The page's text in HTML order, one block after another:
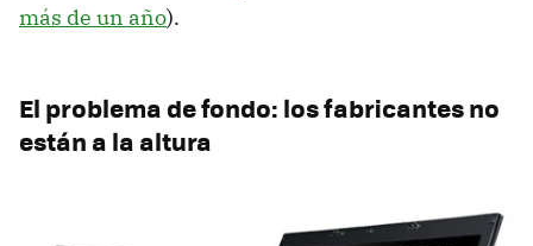
más de un año).
El problema de fondo: los fabricantes no
están a la altura